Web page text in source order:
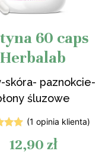
60 caps
Herbalab
skóra- paznokcie-
śluzowe
na 5
(1 opinia klienta)
12,90 zł